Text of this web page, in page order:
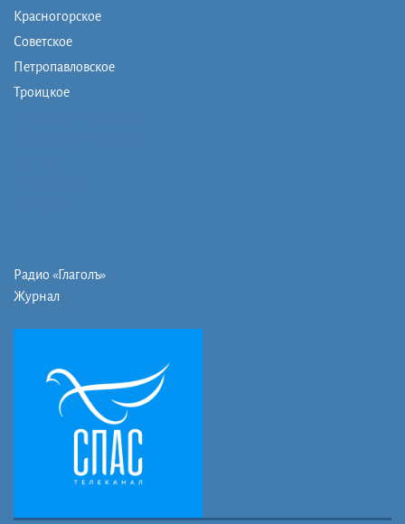
Красногорское
Советское
Петропавловское
Троицкое
Радио «Глаголъ»
Журнал